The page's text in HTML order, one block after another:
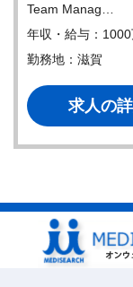
Team Manag…
年収・給与：1000
勤務地：滋賀
求人の